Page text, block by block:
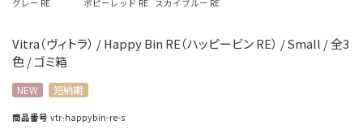
Vitra（ヴィトラ） / Happy Bin RE（ハッピービン RE） / Small / 全3
色 / ゴミ箱
グレー RE ポピーレッド RE スカイブルー RE
NEW 短納期
商品番号 vtr-happybin-re-s